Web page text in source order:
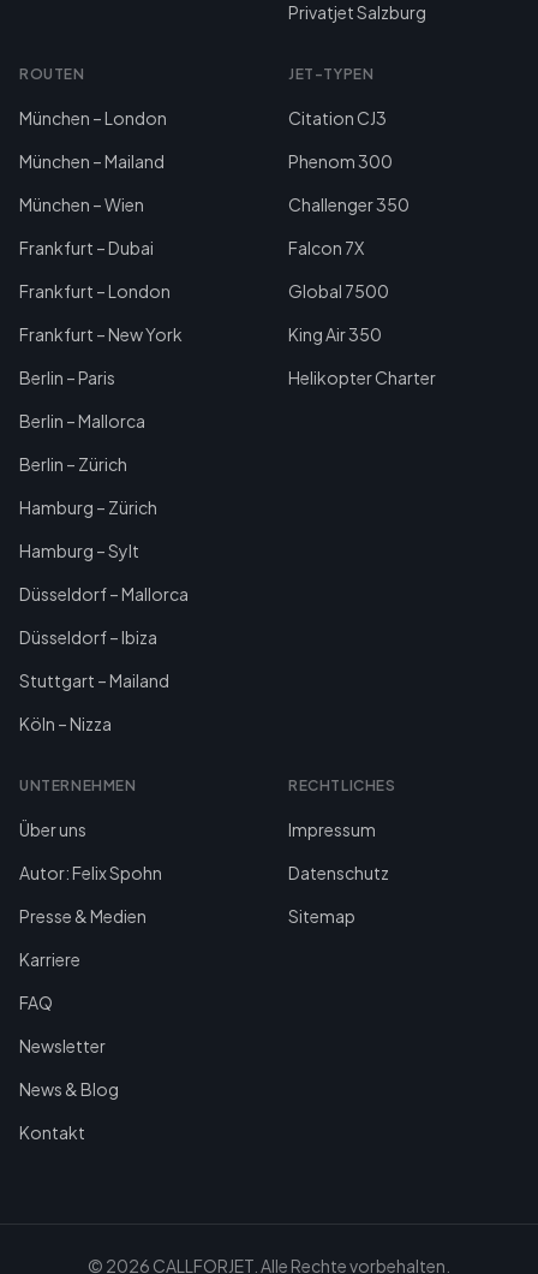
Privatjet Salzburg
ROUTEN
München – London
München – Mailand
München – Wien
Frankfurt – Dubai
Frankfurt – London
Frankfurt – New York
Berlin – Paris
Berlin – Mallorca
Berlin – Zürich
Hamburg – Zürich
Hamburg – Sylt
Düsseldorf – Mallorca
Düsseldorf – Ibiza
Stuttgart – Mailand
Köln – Nizza
JET-TYPEN
Citation CJ3
Phenom 300
Challenger 350
Falcon 7X
Global 7500
King Air 350
Helikopter Charter
UNTERNEHMEN
Über uns
Autor: Felix Spohn
Presse & Medien
Karriere
FAQ
Newsletter
News & Blog
Kontakt
RECHTLICHES
Impressum
Datenschutz
Sitemap
© 2026 CALLFORJET. Alle Rechte vorbehalten.